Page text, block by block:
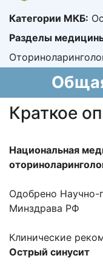
Категории МКБ:
Разделы
Краткое
Национальная
Одобрено Научно-
Минздрава РФ
Клинические
Острый синусит